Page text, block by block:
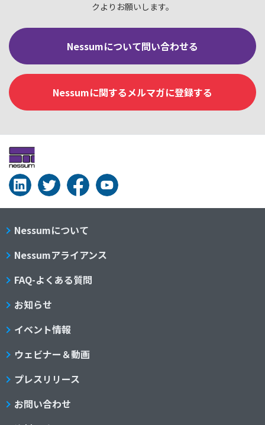
クよりお願いします。
Nessumについて問い合わせる
Nessumに関するメルマガに登録する
Nessumについて
Nessumアライアンス
FAQ-よくある質問
お知らせ
イベント情報
ウェビナー＆動画
プレスリリース
お問い合わせ